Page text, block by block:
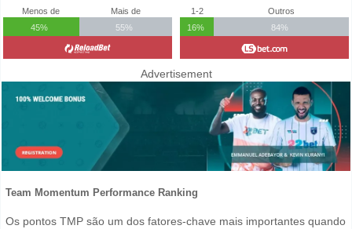
Menos de
45%
Mais de
55%
1-2
16%
Outros
84%
Advertisement
Team Momentum Performance Ranking
Os pontos TMP são um dos fatores-chave mais importantes quando